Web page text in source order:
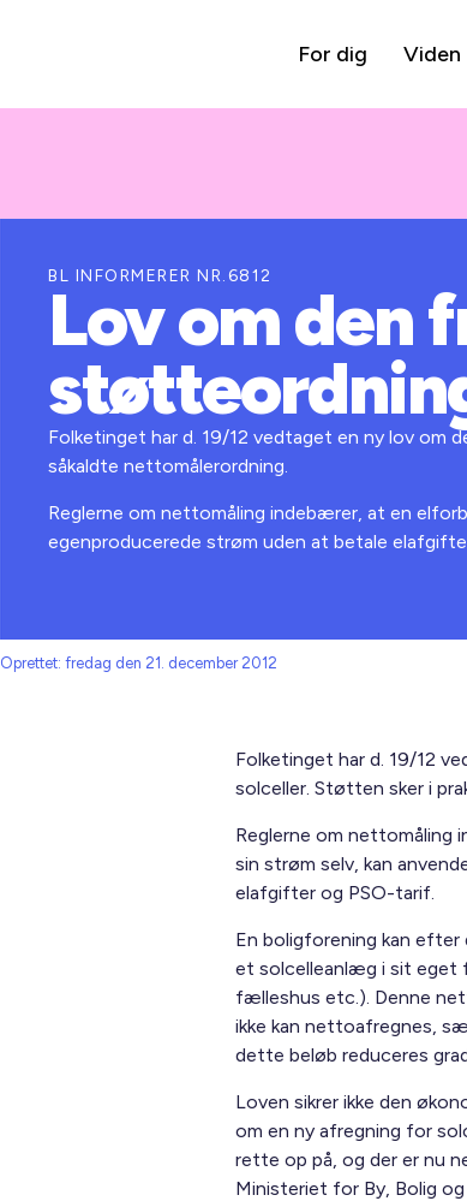
For dig Viden
BL INFORMERER NR.6812
Lov om den
Folketinget har d. 19/12 vedtaget en ny lov om
såkaldte nettomålerordning.
Reglerne om nettomåling indebærer, at en
egenproducerede strøm uden at betale
Oprettet: fredag den 21. december 2012
Folketinget har d. 19/12
solceller. Støtten sker i
Reglerne om nettomåling
sin strøm selv, kan
elafgifter og PSO-tarif.
En boligforening kan
et solcelleanlæg i sit eget
fælleshus etc.). Denne
ikke kan nettoafregnes,
dette beløb reduceres
Loven sikrer ikke den
om en ny afregning for
rette op på, og der er nu
Ministeriet for By, Bolig